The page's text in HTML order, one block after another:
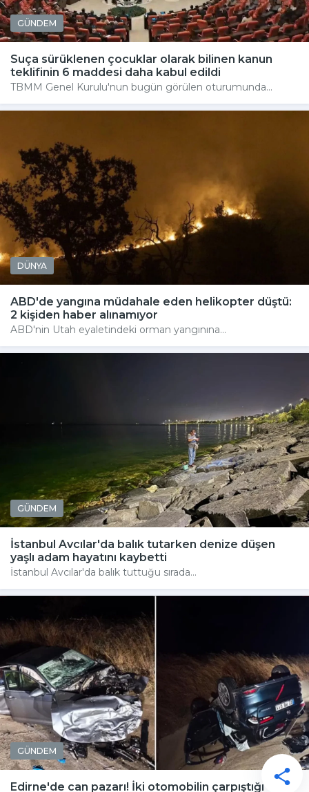
GÜNDEM
Suça sürüklenen çocuklar olarak bilinen kanun
teklifinin 6 maddesi daha kabul edildi
TBMM Genel Kurulu'nun bugün görülen oturumunda...
DÜNYA
ABD'de yangına müdahale eden helikopter düştü:
2 kişiden haber alınamıyor
ABD'nin Utah eyaletindeki orman yangınına...
GÜNDEM
İstanbul Avcılar'da balık tutarken denize düşen
yaşlı adam hayatını kaybetti
İstanbul Avcılar'da balık tuttuğu sırada...
GÜNDEM
Edirne'de can pazarı! İki otomobilin çarpıştığı